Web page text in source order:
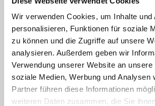
Wir verwenden Cookies, um Inhalte und
personalisieren, Funktionen für soziale
zu können und die Zugriffe auf unsere
analysieren. Außerdem geben wir
Verwendung unserer Website an
soziale Medien, Werbung und Analysen
Partner führen diese Informationen
weiteren Daten zusammen, die Sie
zusammenzuhalten", so
Die Hauptaufgabe der Kirche
sein, den Menschen
"Ohne Hoffnung bricht
zusammen", betonteder
Arbeit der Kirchen sei unter
Bedingungen der Pandemie